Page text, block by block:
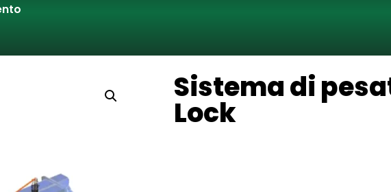
Sistema di
Lock